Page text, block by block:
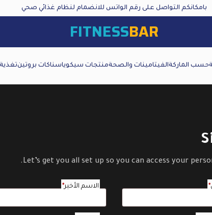
بامكانكم التواصل على رقم الواتس للانضمام لنظام غذائي صحي
FITNESSBAR
حسب الماركةالفيتامينات والصحةمنتجات سيكوياسناكات بروتين
Let’s get you all set up so you can access your
* الاسم الأخير*